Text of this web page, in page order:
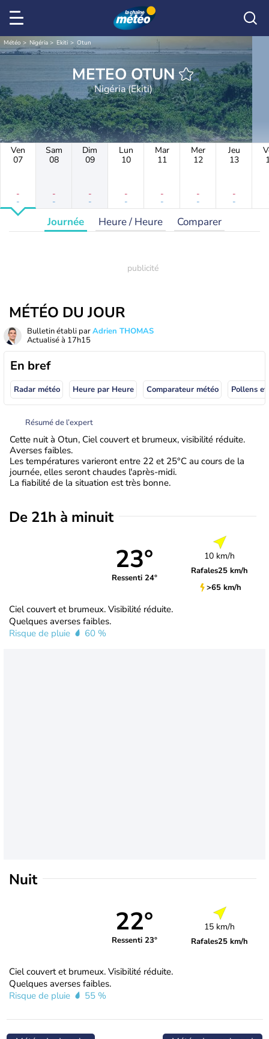
Météo Nigéria Ekiti Otun
METEO OTUN
Nigéria (Ekiti)
Ven
07
-
-
Sam
08
-
-
Dim
09
-
-
Lun
10
-
-
Mar
11
-
-
Mer
12
-
-
Jeu
13
-
-
Journée Heure / Heure Comparer
MÉTÉO DU JOUR
Bulletin établi parAdrien THOMAS
Actualisé à 17h15
En bref
Radar météo Heure par Heure Comparateur météo Pollens
Résumé de l’expert
Cette nuit à Otun, Ciel couvert et brumeux, visibilité réduite.
Averses faibles.
Les températures varieront entre 22 et 25°C au cours de la
journée, elles seront chaudes l'après-midi.
La fiabilité de la situation est très bonne.
De 21h à minuit
23°
Ressenti 24°
10 km/h
Rafales25 km/h
>65 km/h
Ciel couvert et brumeux. Visibilité réduite.
Quelques averses faibles.
Risque de pluie
60 %
Nuit
22°
Ressenti 23°
15 km/h
Rafales25 km/h
Ciel couvert et brumeux. Visibilité réduite.
Quelques averses faibles.
Risque de pluie
55 %